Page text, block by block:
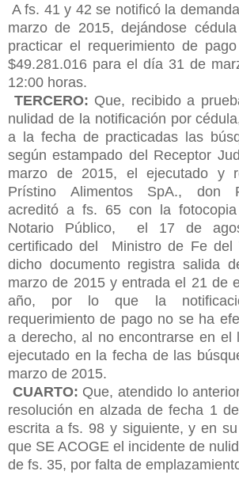
A fs. 41 y 42 se notificó la
marzo de 2015, dejándose
practicar el requerimiento de
$49.281.016 para el día 31 de
12:00 horas.
TERCERO: Que, recibido a
nulidad de la notificación por
a la fecha de practicadas las
según estampado del Receptor
marzo de 2015, el ejecutado y
Prístino Alimentos SpA., don
acreditó a fs. 65 con la
Notario Público, el 17 de
certificado del Ministro de Fe del
dicho documento registra salida
marzo de 2015 y entrada el 21 de
año, por lo que la
requerimiento de pago no se ha
a derecho, al no encontrarse en el
ejecutado en la fecha de las
marzo de 2015.
CUARTO: Que, atendido lo
resolución en alzada de fecha 1
escrita a fs. 98 y siguiente, y en
que SE ACOGE el incidente de
de fs. 35, por falta de